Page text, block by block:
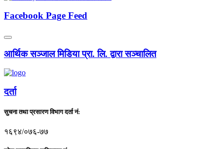
Facebook Page Feed
आर्थिक सञ्जाल मिडिया प्रा. लि. द्वारा सञ्चालित
दर्ता
सुचना तथा प्रसारण विभाग दर्ता नं:
१६९४/०७६-७७